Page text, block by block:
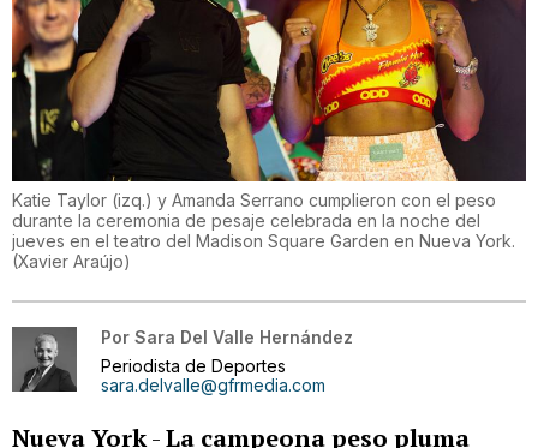
Katie Taylor (izq.) y Amanda Serrano cumplieron con el peso
durante la ceremonia de pesaje celebrada en la noche del
jueves en el teatro del Madison Square Garden en Nueva York.
(Xavier Araújo)
Por Sara Del Valle Hernández
Periodista de Deportes
sara.delvalle@gfrmedia.com
Nueva York-La campeona peso pluma